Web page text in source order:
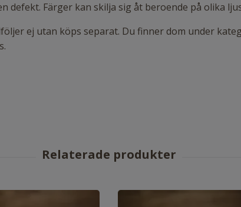
defekt. Färger kan skilja sig åt beroende på olika
ej utan köps separat. Du finner dom under